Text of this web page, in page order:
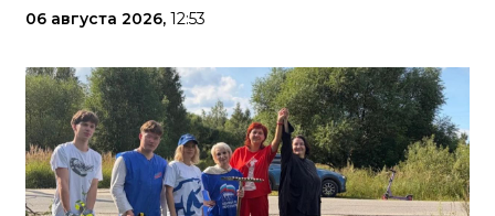
06 августа 2026, 12:53